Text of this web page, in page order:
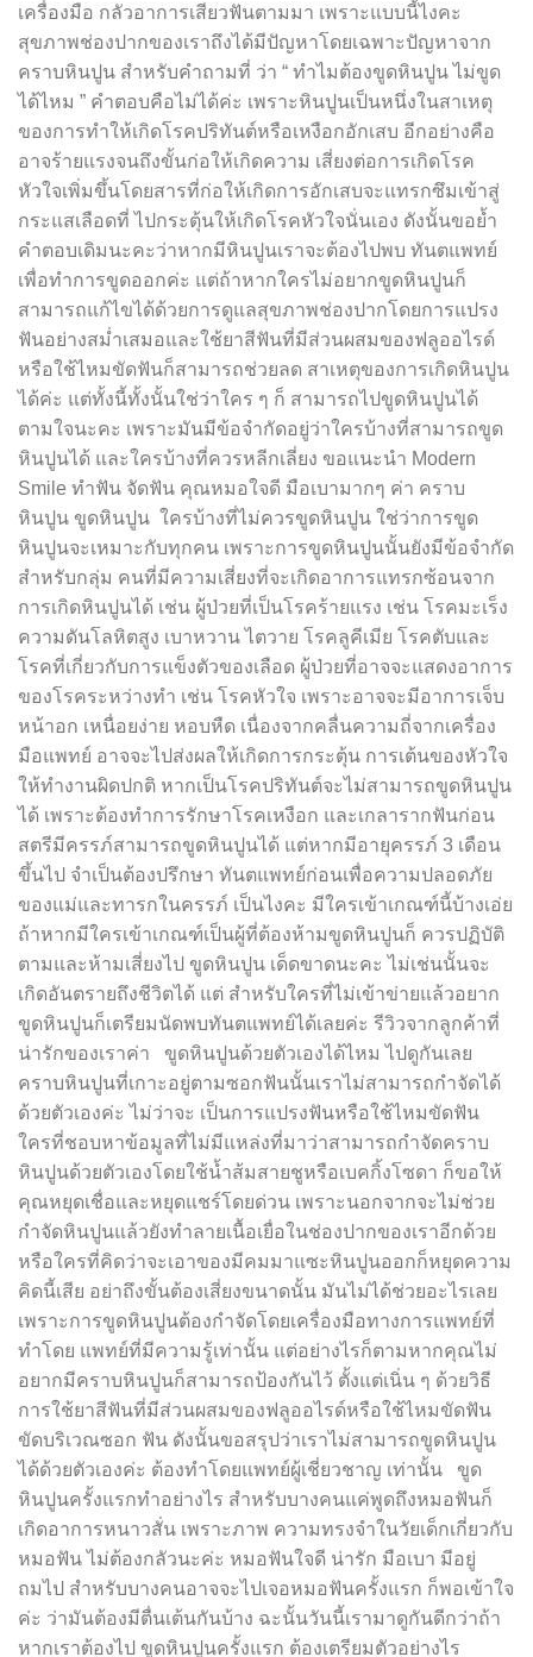
เครื่องมือ กลัวอาการเสียวฟันตามมา เพราะแบบนี้ไงคะ
สุขภาพช่องปากของเราถึงได้มีปัญหาโดยเฉพาะปัญหาจาก
คราบหินปูน สำหรับคำถามที่ ว่า “ ทำไมต้องขูดหินปูน ไม่ขูด
ได้ไหม ” คำตอบคือไม่ได้ค่ะ เพราะหินปูนเป็นหนึ่งในสาเหตุ
ของการทำให้เกิดโรคปริทันต์หรือเหงือกอักเสบ อีกอย่างคือ
อาจร้ายแรงจนถึงขั้นก่อให้เกิดความ เสี่ยงต่อการเกิดโรค
หัวใจเพิ่มขึ้นโดยสารที่ก่อให้เกิดการอักเสบจะแทรกซึมเข้าสู่
กระแสเลือดที่ ไปกระตุ้นให้เกิดโรคหัวใจนั่นเอง ดังนั้นขอย้ำ
คำตอบเดิมนะคะว่าหากมีหินปูนเราจะต้องไปพบ ทันตแพทย์
เพื่อทำการขูดออกค่ะ แต่ถ้าหากใครไม่อยากขูดหินปูนก็
สามารถแก้ไขได้ด้วยการดูแลสุขภาพช่องปากโดยการแปรง
ฟันอย่างสม่ำเสมอและใช้ยาสีฟันที่มีส่วนผสมของฟลูออไรด์
หรือใช้ไหมขัดฟันก็สามารถช่วยลด สาเหตุของการเกิดหินปูน
ได้ค่ะ แต่ทั้งนี้ทั้งนั้นใช่ว่าใคร ๆ ก็ สามารถไปขูดหินปูนได้
ตามใจนะคะ เพราะมันมีข้อจำกัดอยู่ว่าใครบ้างที่สามารถขูด
หินปูนได้ และใครบ้างที่ควรหลีกเลี่ยง ขอแนะนำ Modern
Smile ทำฟัน จัดฟัน คุณหมอใจดี มือเบามากๆ ค่า คราบ
หินปูน ขูดหินปูน ใครบ้างที่ไม่ควรขูดหินปูน ใช่ว่าการขูด
หินปูนจะเหมาะกับทุกคน เพราะการขูดหินปูนนั้นยังมีข้อจำกัด
สำหรับกลุ่ม คนที่มีความเสี่ยงที่จะเกิดอาการแทรกซ้อนจาก
การเกิดหินปูนได้ เช่น ผู้ป่วยที่เป็นโรคร้ายแรง เช่น โรคมะเร็ง
ความดันโลหิตสูง เบาหวาน ไตวาย โรคลูคีเมีย โรคตับและ
โรคที่เกี่ยวกับการแข็งตัวของเลือด ผู้ป่วยที่อาจจะแสดงอาการ
ของโรคระหว่างทำ เช่น โรคหัวใจ เพราะอาจจะมีอาการเจ็บ
หน้าอก เหนื่อยง่าย หอบหืด เนื่องจากคลื่นความถี่จากเครื่อง
มือแพทย์ อาจจะไปส่งผลให้เกิดการกระตุ้น การเต้นของหัวใจ
ให้ทำงานผิดปกติ หากเป็นโรคปริทันต์จะไม่สามารถขูดหินปูน
ได้ เพราะต้องทำการรักษาโรคเหงือก และเกลารากฟันก่อน
สตรีมีครรภ์สามารถขูดหินปูนได้ แต่หากมีอายุครรภ์ 3 เดือน
ขึ้นไป จำเป็นต้องปรึกษา ทันตแพทย์ก่อนเพื่อความปลอดภัย
ของแม่และทารกในครรภ์ เป็นไงคะ มีใครเข้าเกณฑ์นี้บ้างเอ่ย
ถ้าหากมีใครเข้าเกณฑ์เป็นผู้ที่ต้องห้ามขูดหินปูนก็ ควรปฏิบัติ
ตามและห้ามเสี่ยงไป ขูดหินปูน เด็ดขาดนะคะ ไม่เช่นนั้นจะ
เกิดอันตรายถึงชีวิตได้ แต่ สำหรับใครที่ไม่เข้าข่ายแล้วอยาก
ขูดหินปูนก็เตรียมนัดพบทันตแพทย์ได้เลยค่ะ รีวิวจากลูกค้าที่
น่ารักของเราค่า ขูดหินปูนด้วยตัวเองได้ไหม ไปดูกันเลย
คราบหินปูนที่เกาะอยู่ตามซอกฟันนั้นเราไม่สามารถกำจัดได้
ด้วยตัวเองค่ะ ไม่ว่าจะ เป็นการแปรงฟันหรือใช้ไหมขัดฟัน
ใครที่ชอบหาข้อมูลที่ไม่มีแหล่งที่มาว่าสามารถกำจัดคราบ
หินปูนด้วยตัวเองโดยใช้น้ำส้มสายชูหรือเบคกิ้งโซดา ก็ขอให้
คุณหยุดเชื่อและหยุดแชร์โดยด่วน เพราะนอกจากจะไม่ช่วย
กำจัดหินปูนแล้วยังทำลายเนื้อเยื่อในช่องปากของเราอีกด้วย
หรือใครที่คิดว่าจะเอาของมีคมมาแซะหินปูนออกก็หยุดความ
คิดนี้เสีย อย่าถึงขั้นต้องเสี่ยงขนาดนั้น มันไม่ได้ช่วยอะไรเลย
เพราะการขูดหินปูนต้องกำจัดโดยเครื่องมือทางการแพทย์ที่
ทำโดย แพทย์ที่มีความรู้เท่านั้น แต่อย่างไรก็ตามหากคุณไม่
อยากมีคราบหินปูนก็สามารถป้องกันไว้ ตั้งแต่เนิ่น ๆ ด้วยวิธี
การใช้ยาสีฟันที่มีส่วนผสมของฟลูออไรด์หรือใช้ไหมขัดฟัน
ขัดบริเวณซอก ฟัน ดังนั้นขอสรุปว่าเราไม่สามารถขูดหินปูน
ได้ด้วยตัวเองค่ะ ต้องทำโดยแพทย์ผู้เชี่ยวชาญ เท่านั้น ขูด
หินปูนครั้งแรกทำอย่างไร สำหรับบางคนแค่พูดถึงหมอฟันก็
เกิดอาการหนาวสั่น เพราะภาพ ความทรงจำในวัยเด็กเกี่ยวกับ
หมอฟัน ไม่ต้องกลัวนะค่ะ หมอฟันใจดี น่ารัก มือเบา มีอยู่
ถมไป สำหรับบางคนอาจจะไปเจอหมอฟันครั้งแรก ก็พอเข้าใจ
ค่ะ ว่ามันต้องมีตื่นเต้นกันบ้าง ฉะนั้นวันนี้เรามาดูกันดีกว่าถ้า
หากเราต้องไป ขูดหินปูนครั้งแรก ต้องเตรียมตัวอย่างไร